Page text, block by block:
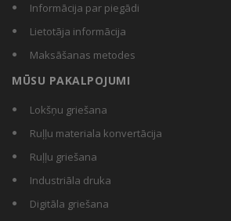
Informācija par piegādi
Lietotāja informācija
Maksāšanas metodes
MŪSU PAKALPOJUMI
Lokšņu griešana
Ruļļu materiala konvertācija
Ruļļu griešana
Industriāla druka
Digitāla griešana